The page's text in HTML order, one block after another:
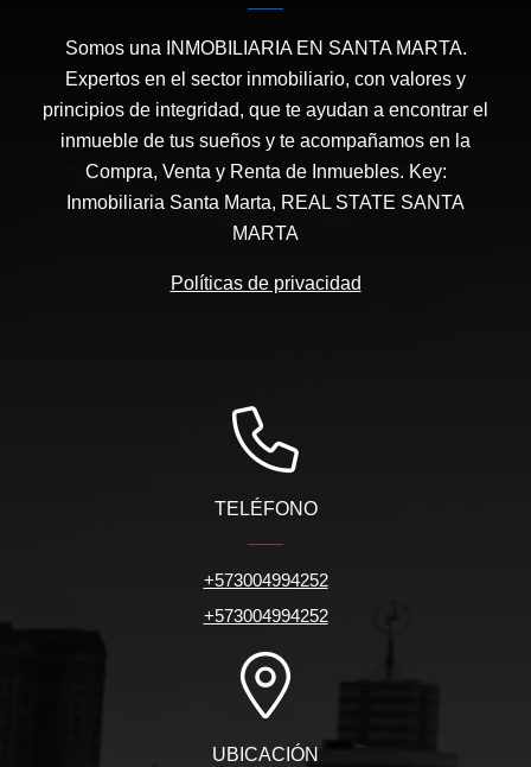
Somos una INMOBILIARIA EN SANTA MARTA.
Expertos en el sector inmobiliario, con valores y
principios de integridad, que te ayudan a encontrar el
inmueble de tus sueños y te acompañamos en la
Compra, Venta y Renta de Inmuebles. Key:
Inmobiliaria Santa Marta, REAL STATE SANTA
MARTA
Políticas de privacidad
TELÉFONO
+573004994252
+573004994252
UBICACIÓN